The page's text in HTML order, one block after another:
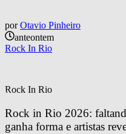
por Otavio Pinheiro
anteontem
Rock In Rio
Rock In Rio
Rock in Rio 2026:
ganha forma e artistas